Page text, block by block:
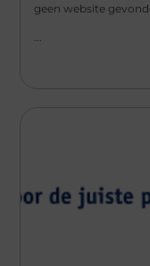
geen website
...